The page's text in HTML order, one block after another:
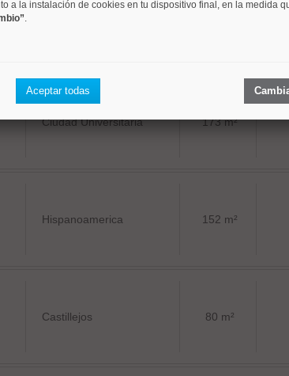
Ciudad Universitaria 173 m²
Hispanoamerica 152 m²
Castillejos 80 m²
a la instalación de cookies en tu dispositivo final, en la medida
.
Aceptar todas